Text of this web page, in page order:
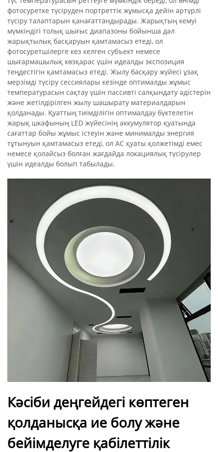
фотосуретке түсіруден портреттік жұмысқа дейін әртүрлі
түсіру талаптарын қанағаттандырады. Жарықтың кемуі
мүмкіндігі толық шығыс диапазоны бойынша дәл
жарықтылық басқаруын қамтамасыз етеді, ол
фотосуретшілерге кез келген субъект немесе
шығармашылық көзқарас үшін идеалды экспозиция
теңдестігін қамтамасыз етеді. Жылу басқару жүйесі ұзақ
мерзімді түсіру сессиялары кезінде оптималды жұмыс
температурасын сақтау үшін пассивті салқындату әдістерін
және жетілдірілген жылу шашырату материалдарын
қолданады. Қуаттың тиімділігін оптималдау бүктелетін
жарық шкафының LED жүйесінің аккумулятор қуатында
сағаттар бойы жұмыс істеуін және минималды энергия
тұтынуын қамтамасыз етеді, ол AC қуаты қолжетімді емес
немесе қолайсыз болған жағдайда локациялық түсірулер
үшін идеалды болып табылады.
Кәсіби деңгейдегі көптеген
қолданысқа ие болу және
бейімделуге қабілеттілік